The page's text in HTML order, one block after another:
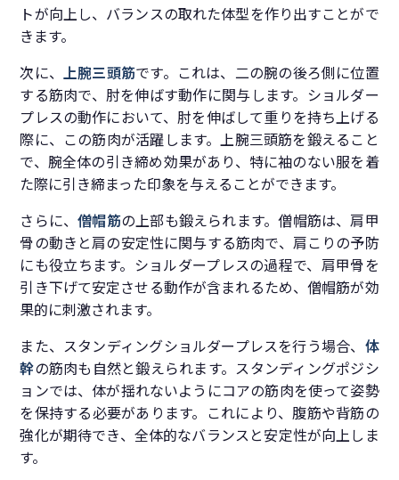
トが向上し、バランスの取れた体型を作り出すことがで
きます。
次に、上腕三頭筋です。これは、二の腕の後ろ側に位置
する筋肉で、肘を伸ばす動作に関与します。ショルダー
プレスの動作において、肘を伸ばして重りを持ち上げる
際に、この筋肉が活躍します。上腕三頭筋を鍛えること
で、腕全体の引き締め効果があり、特に袖のない服を着
た際に引き締まった印象を与えることができます。
さらに、僧帽筋の上部も鍛えられます。僧帽筋は、肩甲
骨の動きと肩の安定性に関与する筋肉で、肩こりの予防
にも役立ちます。ショルダープレスの過程で、肩甲骨を
引き下げて安定させる動作が含まれるため、僧帽筋が効
果的に刺激されます。
また、スタンディングショルダープレスを行う場合、 体
幹の筋肉も自然と鍛えられます。スタンディングポジシ
ョンでは、体が揺れないようにコアの筋肉を使って姿勢
を保持する必要があります。これにより、腹筋や背筋の
強化が期待でき、全体的なバランスと安定性が向上しま
す。